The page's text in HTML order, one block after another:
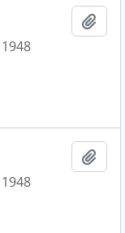
1948
1948